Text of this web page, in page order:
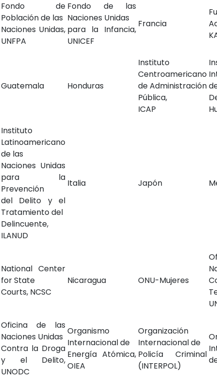
Fondo de
Población de las
Naciones Unidas,
UNFPA
Fondo de las
Naciones Unidas
para la Infancia,
UNICEF
Francia
Guatemala Honduras
Instituto
Centroamericano
de Administración
Pública,
ICAP
Instituto
Latinoamericano
de las
Naciones Unidas
para la
Prevención
del Delito y el
Tratamiento del
Delincuente,
ILANUD
Italia Japón
National Center
for State
Courts, NCSC
Nicaragua ONU-Mujeres
Oficina de las
Naciones Unidas
Contra la Droga
y el Delito,
UNODC
Organismo
Internacional de
Energía Atómica,
OIEA
Organización
Internacional de
Policía Criminal
(INTERPOL)